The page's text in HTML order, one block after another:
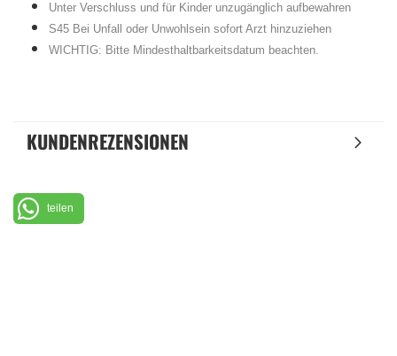
Unter Verschluss und für Kinder unzugänglich aufbewahren
S45 Bei Unfall oder Unwohlsein sofort Arzt hinzuziehen
WICHTIG: Bitte Mindesthaltbarkeitsdatum beachten.
KUNDENREZENSIONEN
teilen